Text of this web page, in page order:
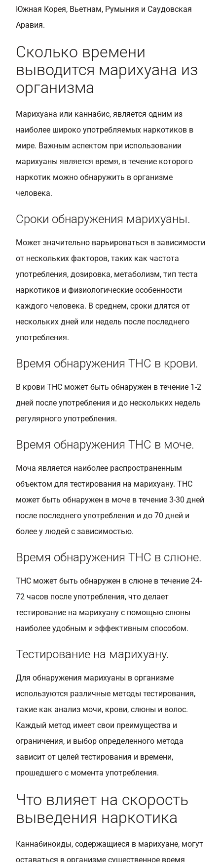
Южная Корея, Вьетнам, Румыния и Саудовская
Аравия.
Сколько времени
выводится марихуана из
организма
Марихуана или каннабис, является одним из
наиболее широко употребляемых наркотиков в
мире. Важным аспектом при использовании
марихуаны является время, в течение которого
наркотик можно обнаружить в организме
человека.
Сроки обнаружения марихуаны.
Может значительно варьироваться в зависимости
от нескольких факторов, таких как частота
употребления, дозировка, метаболизм, тип теста
наркотиков и физиологические особенности
каждого человека. В среднем, сроки длятся от
нескольких дней или недель после последнего
употребления.
Время обнаружения THC в крови.
В крови THC может быть обнаружен в течение 1-2
дней после употребления и до нескольких недель
регулярного употребления.
Время обнаружения THC в моче.
Моча является наиболее распространенным
объектом для тестирования на марихуану. THC
может быть обнаружен в моче в течение 3-30 дней
после последнего употребления и до 70 дней и
более у людей с зависимостью.
Время обнаружения THC в слюне.
THC может быть обнаружен в слюне в течение 24-
72 часов после употребления, что делает
тестирование на марихуану с помощью слюны
наиболее удобным и эффективным способом.
Тестирование на марихуану.
Для обнаружения марихуаны в организме
используются различные методы тестирования,
такие как анализ мочи, крови, слюны и волос.
Каждый метод имеет свои преимущества и
ограничения, и выбор определенного метода
зависит от целей тестирования и времени,
прошедшего с момента употребления.
Что влияет на скорость
выведения наркотика
Каннабиноиды, содержащиеся в марихуане, могут
оставаться в организме существенное время